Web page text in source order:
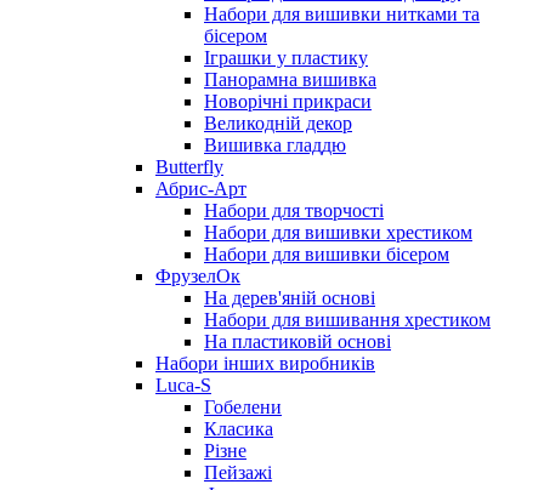
Набори для вишивки нитками та
бісером
Іграшки у пластику
Панорамна вишивка
Новорічні прикраси
Великодній декор
Вишивка гладдю
Butterfly
Абрис-Арт
Набори для творчості
Набори для вишивки хрестиком
Набори для вишивки бісером
ФрузелОк
На дерев'яній основі
Набори для вишивання хрестиком
На пластиковій основі
Набори інших виробників
Luca-S
Гобелени
Класика
Різне
Пейзажі